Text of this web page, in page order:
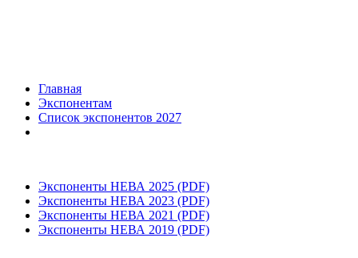
Главная
Экспонентам
Список экспонентов 2027
Экспоненты НЕВА 2025 (PDF)
Экспоненты НЕВА 2023 (PDF)
Экспоненты НЕВА 2021 (PDF)
Экспоненты НЕВА 2019 (PDF)